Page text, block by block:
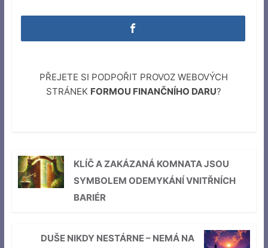
PŘEJETE SI PODPOŘIT PROVOZ WEBOVÝCH
STRÁNEK FORMOU FINANČNÍHO DARU?
KLÍČ A ZAKÁZANÁ KOMNATA JSOU
SYMBOLEM ODEMYKÁNÍ VNITŘNÍCH
BARIÉR
DUŠE NIKDY NESTÁRNE – NEMÁ NA